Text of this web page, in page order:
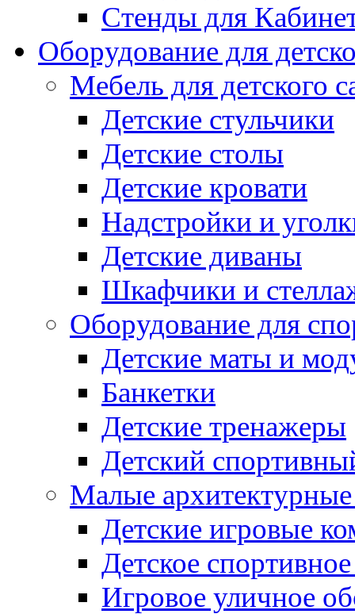
Стенды для
Оборудование для
Мебель для детского
Детские стульчики
Детские столы
Детские кровати
Надстройки и
Детские диваны
Шкафчики и
Оборудование для
Детские маты и
Банкетки
Детские тренажеры
Детский
Малые
Детские игровые
Детское
Игровое уличное